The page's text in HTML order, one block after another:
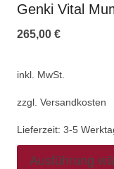
Genki Vital
265,00 €
inkl. MwSt.
zzgl. Versandkosten
Lieferzeit: 3-5
Ausführung